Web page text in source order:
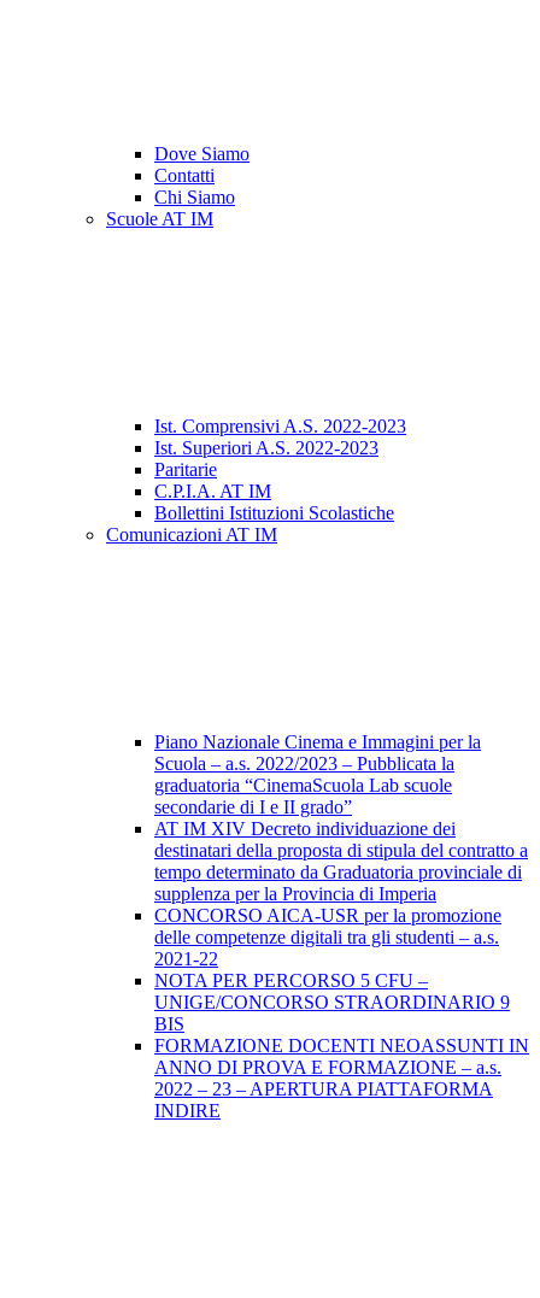
Dove Siamo
Contatti
Chi Siamo
Scuole AT IM
Ist. Comprensivi A.S. 2022-2023
Ist. Superiori A.S. 2022-2023
Paritarie
C.P.I.A. AT IM
Bollettini Istituzioni Scolastiche
Comunicazioni AT IM
Piano Nazionale Cinema e Immagini per la
Scuola – a.s. 2022/2023 – Pubblicata la
graduatoria “CinemaScuola Lab scuole
secondarie di I e II grado”
AT IM XIV Decreto individuazione dei
destinatari della proposta di stipula del contratto a
tempo determinato da Graduatoria provinciale di
supplenza per la Provincia di Imperia
CONCORSO AICA-USR per la promozione
delle competenze digitali tra gli studenti – a.s.
2021-22
NOTA PER PERCORSO 5 CFU –
UNIGE/CONCORSO STRAORDINARIO 9
BIS
FORMAZIONE DOCENTI NEOASSUNTI IN
ANNO DI PROVA E FORMAZIONE – a.s.
2022 – 23 – APERTURA PIATTAFORMA
INDIRE